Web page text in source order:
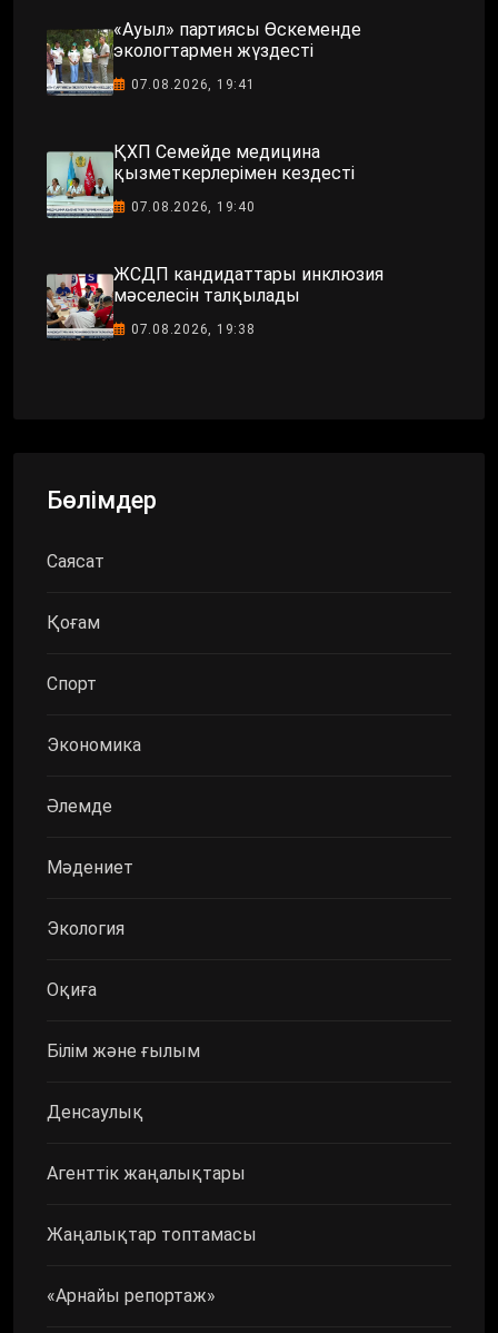
«Ауыл» партиясы Өскеменде
экологтармен жүздесті
07.08.2026, 19:41
ҚХП Семейде медицина
қызметкерлерімен кездесті
07.08.2026, 19:40
ЖСДП кандидаттары инклюзия
мәселесін талқылады
07.08.2026, 19:38
Бөлімдер
Саясат
Қоғам
Спорт
Экономика
Әлемде
Мәдениет
Экология
Оқиға
Білім және ғылым
Денсаулық
Агенттік жаңалықтары
Жаңалықтар топтамасы
«Арнайы репортаж»